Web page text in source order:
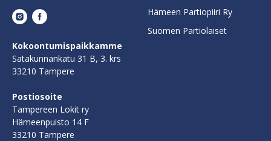
Kokoontumispaikkamme
Satakunnankatu 31 B, 3. krs
33210 Tampere
Postiosoite
Tampereen Lokit ry
Hämeenpuisto 14 F
33210 Tampere
Hämeen Partiopiiri Ry
Suomen Partiolaiset